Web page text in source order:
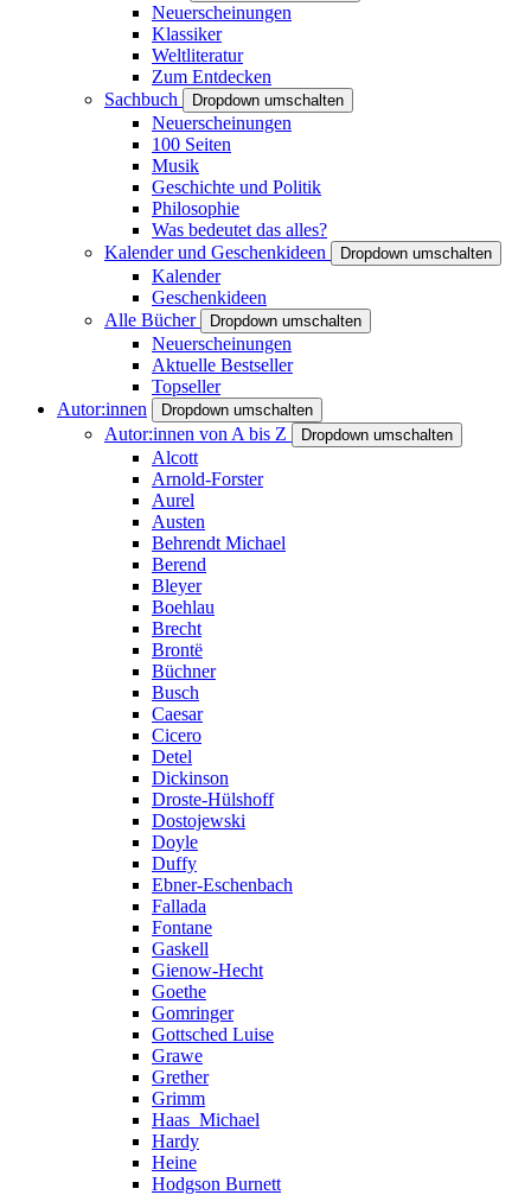
Neuerscheinungen
Klassiker
Weltliteratur
Zum Entdecken
Sachbuch
Dropdown umschalten
Neuerscheinungen
100 Seiten
Musik
Geschichte und Politik
Philosophie
Was bedeutet das alles?
Kalender und Geschenkideen
Dropdown umschalten
Kalender
Geschenkideen
Alle Bücher
Dropdown umschalten
Neuerscheinungen
Aktuelle Bestseller
Topseller
Autor:innen
Dropdown umschalten
Autor:innen von A bis Z Dropdown umschalten
Alcott
Arnold-Forster
Aurel
Austen
Behrendt Michael
Berend
Bleyer
Boehlau
Brecht
Brontë
Büchner
Busch
Caesar
Cicero
Detel
Dickinson
Droste-Hülshoff
Dostojewski
Doyle
Duffy
Ebner-Eschenbach
Fallada
Fontane
Gaskell
Gienow-Hecht
Goethe
Gomringer
Gottsched Luise
Grawe
Grether
Grimm
Haas_Michael
Hardy
Heine
Hodgson Burnett